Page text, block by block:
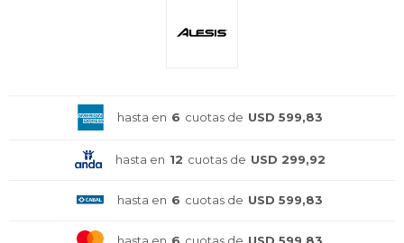
hasta en 6 cuotas de USD 599,83
hasta en 12 cuotas de USD 299,92
hasta en 6 cuotas de USD 599,83
hasta en 6 cuotas de USD 599,83